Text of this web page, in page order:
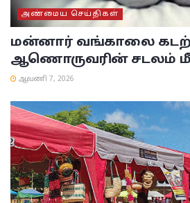
அண்மைய செய்திகள்
மன்னார் வங்காலை
ஆணொருவரின் சடலம்
ஆவணி 7, 2026